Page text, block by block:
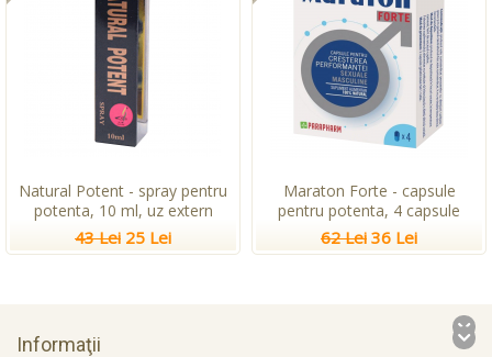
Natural Potent - spray pentru
potenta, 10 ml, uz extern
43 Lei 25 Lei
Maraton Forte - capsule
pentru potenta, 4 capsule
62 Lei 36 Lei
Informaţii